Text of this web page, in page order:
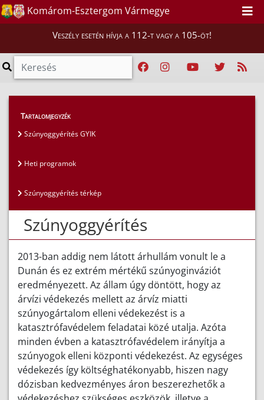
Komárom-Esztergom Vármegye
Veszély esetén hívja a 112-t vagy a 105-öt!
Lakosság >
Tartalomjegyzék
Szúnyoggyérítés GYIK
Heti programok
Szúnyoggyérítés térkép
Szúnyoggyérítés
2013-ban addig nem látott árhullám vonult le a
Dunán és ez extrém mértékű szúnyoginváziót
eredményezett. Az állam úgy döntött, hogy az
árvízi védekezés mellett az árvíz miatti
szúnyogártalom elleni védekezést is a
katasztrófavédelem feladatai közé utalja. Azóta
minden évben a katasztrófavédelem irányítja a
szúnyogok elleni központi védekezést. Az egységes
védekezés így költséghatékonyabb, hiszen nagy
dózisban kedvezményes áron beszerezhetők a